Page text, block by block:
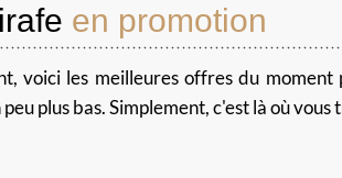
en promotion
voici les meilleures offres du
plus bas. Simplement, c'est là où